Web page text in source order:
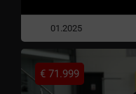
01.2025
€ 71.999